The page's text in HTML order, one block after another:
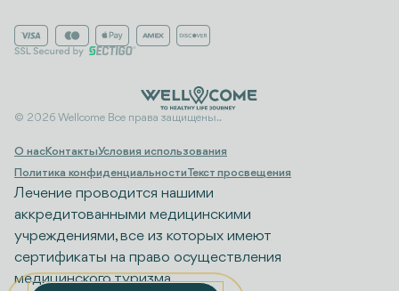
© 2026 Wellcome Все права защищены..
О насКонтактыУсловия использования
Политика конфиденциальностиТекст просвещения
Лечение проводится нашими
аккредитованными медицинскими
учреждениями, все из которых имеют
сертификаты на право осуществления
медицинского туризма.